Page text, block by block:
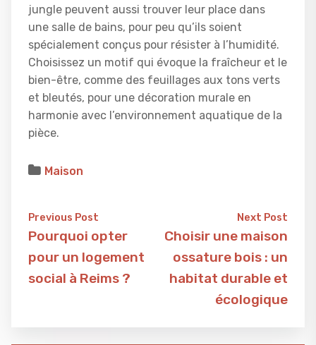
jungle peuvent aussi trouver leur place dans
une salle de bains, pour peu qu’ils soient
spécialement conçus pour résister à l’humidité.
Choisissez un motif qui évoque la fraîcheur et le
bien-être, comme des feuillages aux tons verts
et bleutés, pour une décoration murale en
harmonie avec l’environnement aquatique de la
pièce.
Maison
Previous Post
Pourquoi opter
pour un logement
social à Reims ?
Next Post
Choisir une maison
ossature bois : un
habitat durable et
écologique